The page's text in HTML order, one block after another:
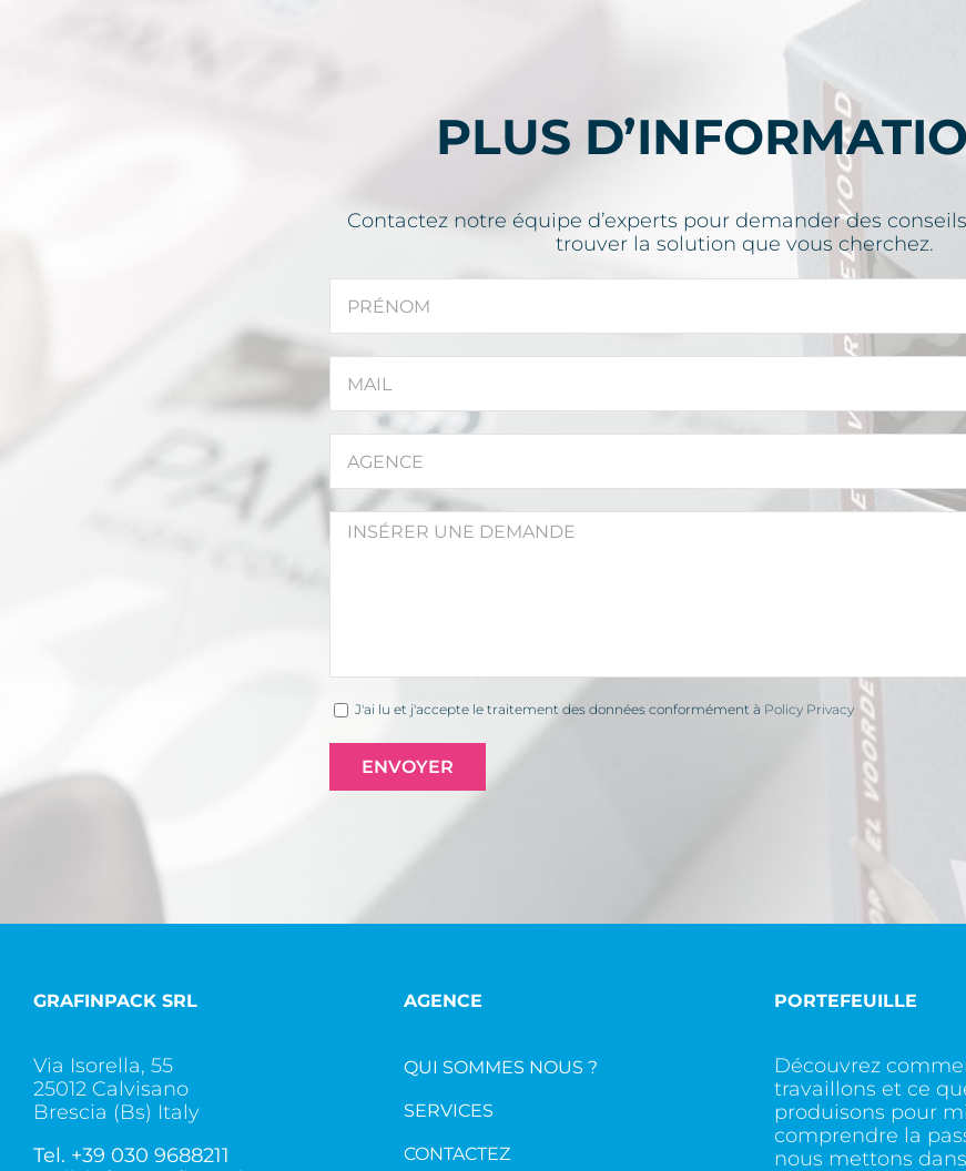
PLUS
Contactez notre équipe d’experts pour demander des
trouver la solution que vous cherchez.
J'ai lu et j'accepte le traitement des données conformément à Policy Privacy
GRAFINPACK SRL
Via Isorella, 55
25012 Calvisano
Brescia (Bs) Italy
Tel. +39 030 9688211
AGENCE
QUI SOMMES NOUS ?
SERVICES
CONTACTEZ
PORTEFEUILLE
Découvrez
travaillons et ce
produisons pour
comprendre la
nous mettons dans